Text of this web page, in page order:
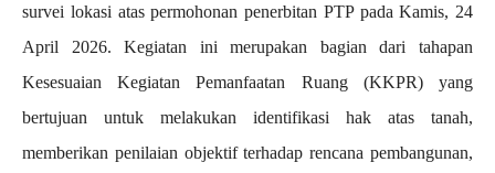
survei lokasi atas permohonan penerbitan PTP pada Kamis, 24
April 2026. Kegiatan ini merupakan bagian dari tahapan
Kesesuaian Kegiatan Pemanfaatan Ruang (KKPR) yang
bertujuan untuk melakukan identifikasi hak atas tanah,
memberikan penilaian objektif terhadap rencana pembangunan,